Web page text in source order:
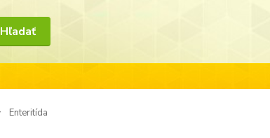
Hľadať
Enteritída